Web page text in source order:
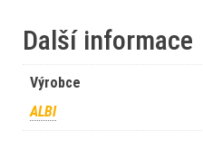
Další informace
Výrobce
ALBI